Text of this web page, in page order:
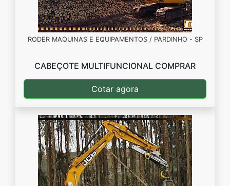
RODER MAQUINAS E EQUIPAMENTOS / PARDINHO - SP
CABEÇOTE MULTIFUNCIONAL COMPRAR
Cotar agora